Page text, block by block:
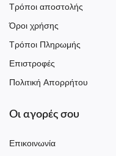
Τρόποι αποστολής
Όροι χρήσης
Τρόποι Πληρωμής
Επιστροφές
Πολιτική Απορρήτου
Οι αγορές σου
Επικοινωνία